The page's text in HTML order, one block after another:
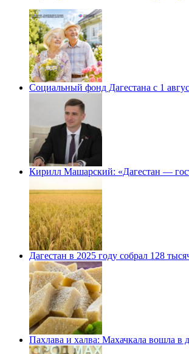
Социальный фонд Дагестана с 1
Кирилл Машарский: «Дагестан —
Дагестан в 2025 году собрал 128
Пахлава и халва: Махачкала вошла в